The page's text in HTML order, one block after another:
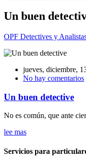
Un buen
OPF Detectives y
jueves, diciembre,
No hay comentarios
Un buen detective
No es común, que ante
lee mas
Servicios para